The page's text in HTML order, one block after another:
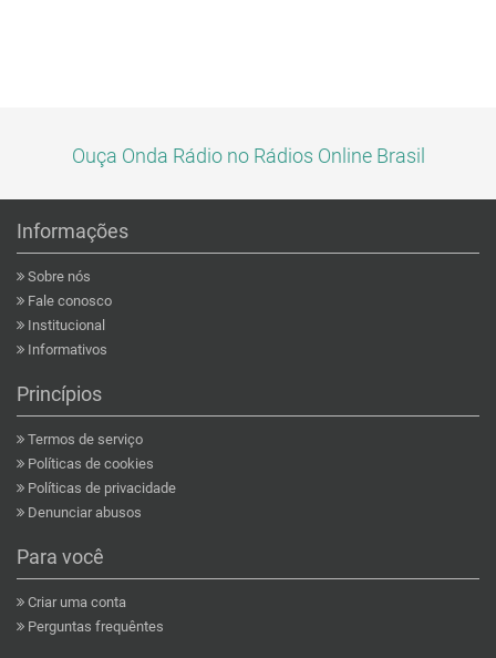
Ouça Onda Rádio no Rádios Online Brasil
Informações
Sobre nós
Fale conosco
Institucional
Informativos
Princípios
Termos de serviço
Políticas de cookies
Políticas de privacidade
Denunciar abusos
Para você
Criar uma conta
Perguntas frequêntes